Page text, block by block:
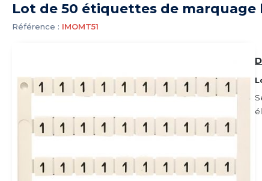
Lot de 50 étiquettes de marquage
Référence : IMOMT51